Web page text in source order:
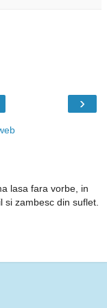
›
lasa fara vorbe, in
si zambesc din suflet.